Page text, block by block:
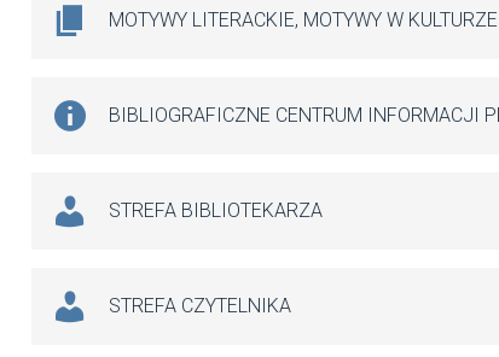
MOTYWY LITERACKIE, MOTYWY W KULTURZE
BIBLIOGRAFICZNE CENTRUM INFORMACJI
STREFA BIBLIOTEKARZA
STREFA CZYTELNIKA